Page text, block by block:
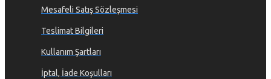
Mesafeli Satış Sözleşmesi
Teslimat Bilgileri
Kullanım Şartları
İptal, İade Koşulları